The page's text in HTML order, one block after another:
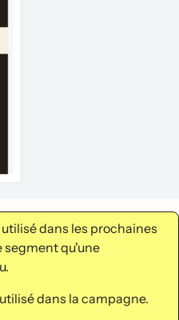
dans les prochaines
segment qu'une
dans la campagne.